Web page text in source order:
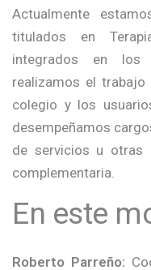
Actualmente
titulados en
integrados en los
realizamos el
colegio y los
desempeñamos
de servicios u otras
complementaria.
En este
Roberto Parreño: